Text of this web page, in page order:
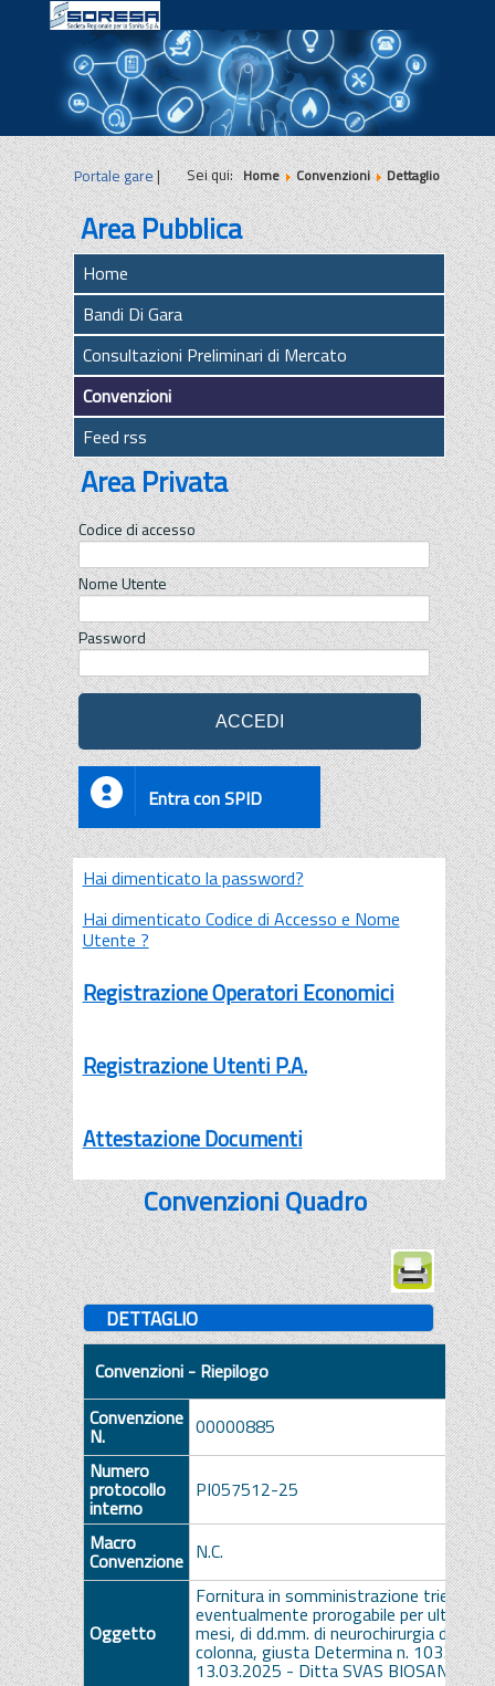
|||
Portale gare| Sei qui:Home Convenzioni Dettaglio
Area Pubblica
Home
Bandi Di Gara
Consultazioni Preliminari di Mercato
Convenzioni
Feed rss
Area Privata
Codice di accesso
Nome Utente
Password
Entra con SPID
Hai dimenticato la password?
Hai dimenticato Codice di Accesso e Nome
Utente ?
Registrazione Operatori Economici
Registrazione Utenti P.A.
Attestazione Documenti
Convenzioni Quadro
DETTAGLIO
Convenzioni - Riepilogo
Convenzione
N.
00000885
Numero
protocollo
interno
PI057512-25
Macro
Convenzione N.C.
Oggetto
Fornitura in somministrazione triennale,
eventualmente prorogabile per ulteriori
mesi, di dd.mm. di neurochirurgia della
colonna, giusta Determina n. 1033 del
13.03.2025 - Ditta SVAS BIOSANA SpA